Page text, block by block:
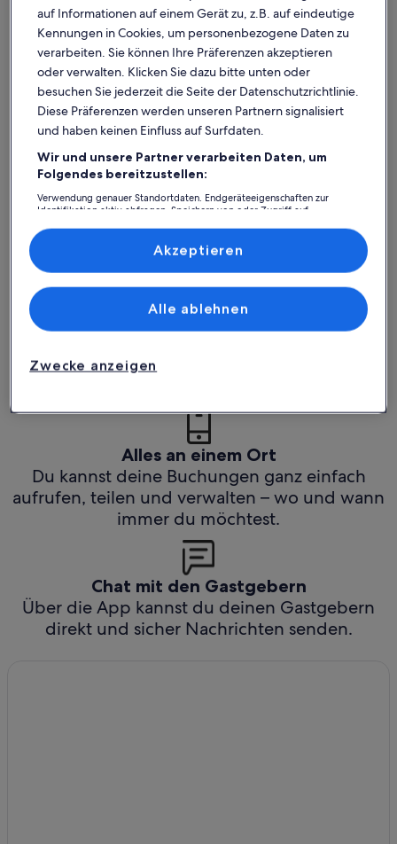
Was spricht für unsere App?
Immer in Verbindung
Du hast all deine Buchungsdetails immer
griffbereit, auch ohne WLAN!
Unser Kundenservice ist rund um die Uhr,
Alles an einem Ort
Du kannst deine Buchungen ganz einfach
aufrufen, teilen und verwalten – wo und wann
immer du möchtest.
Chat mit den Gastgebern
Über die App kannst du deinen Gastgebern
direkt und sicher Nachrichten senden.
auf Informationen auf einem Gerät zu, z.B. auf eindeutige
Kennungen in Cookies, um personenbezogene Daten zu
verarbeiten. Sie können Ihre Präferenzen akzeptieren
oder verwalten. Klicken Sie dazu bitte unten oder
besuchen Sie jederzeit die Seite der Datenschutzrichtlinie.
Diese Präferenzen werden unseren Partnern signalisiert
und haben keinen Einfluss auf Surfdaten.
Wir und unsere Partner verarbeiten Daten, um
Folgendes bereitzustellen:
Verwendung genauer Standortdaten. Endgeräteeigenschaften zur
Identifikation aktiv abfragen. Speichern von oder Zugriff auf
Inhalte, Messung von Werbeleistung und der Performance von Inhalten,
Zielgruppenforschung sowie Entwicklung und Verbesserung von
Liste der Partner (Lieferanten)
Zwecke anzeigen
Alle ablehnen
Akzeptieren